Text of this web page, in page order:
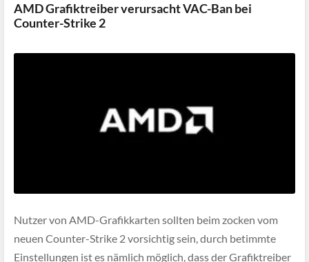
AMD Grafiktreiber verursacht VAC-Ban bei
Counter-Strike 2
Nutzer von AMD-Grafikkarten sollten beim zocken vom
neuen Counter-Strike 2 vorsichtig sein, durch betimmte
Einstellungen ist es nämlich möglich, dass der Grafiktreiber